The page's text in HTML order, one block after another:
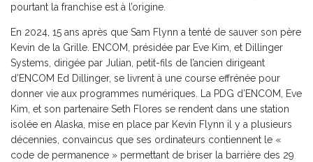
pourtant la franchise est à l’origine.
En 2024, 15 ans après que Sam Flynn a tenté de sauver son père
Kevin de la Grille. ENCOM, présidée par Eve Kim, et Dillinger
Systems, dirigée par Julian, petit-fils de l’ancien dirigeant
d’ENCOM Ed Dillinger, se livrent à une course effrénée pour
donner vie aux programmes numériques. La PDG d’ENCOM, Eve
Kim, et son partenaire Seth Flores se rendent dans une station
isolée en Alaska, mise en place par Kevin Flynn il y a plusieurs
décennies, convaincus que ses ordinateurs contiennent le «
code de permanence » permettant de briser la barrière des 29